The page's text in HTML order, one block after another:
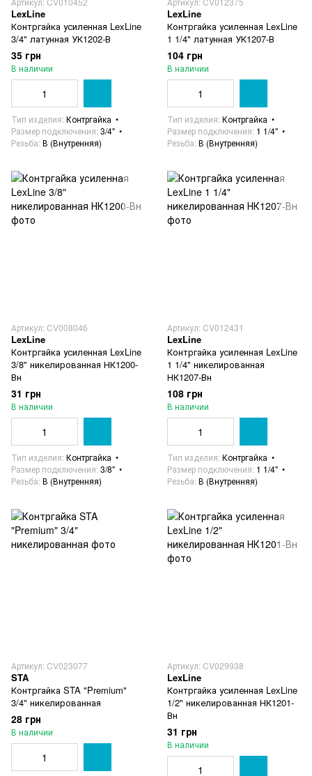
LexLine
Контргайка усиленная LexLine
3/4" латунная УК1202-В
35 грн
В наличии
Тип изделия Контргайка
Размер подключения 3/4"
Резьба В (Внутренняя)
LexLine
Контргайка усиленная LexLine
1 1/4" латунная УК1207-В
104 грн
В наличии
Тип изделия Контргайка
Размер подключения 1 1/4"
Резьба В (Внутренняя)
Артикул: CV008046
LexLine
Контргайка усиленная LexLine
3/8" никелированная НК1200-
Вн
31 грн
В наличии
Тип изделия Контргайка
Размер подключения 3/8"
Резьба В (Внутренняя)
Артикул: CV012431
LexLine
Контргайка усиленная LexLine
1 1/4" никелированная
НК1207-Вн
108 грн
В наличии
Тип изделия Контргайка
Размер подключения 1 1/4"
Резьба В (Внутренняя)
Артикул: CV023077
STA
Контргайка STA "Premium"
3/4" никелированная
28 грн
В наличии
Артикул: CV029938
LexLine
Контргайка усиленная LexLine
1/2" никелированная НК1201-
Вн
31 грн
В наличии